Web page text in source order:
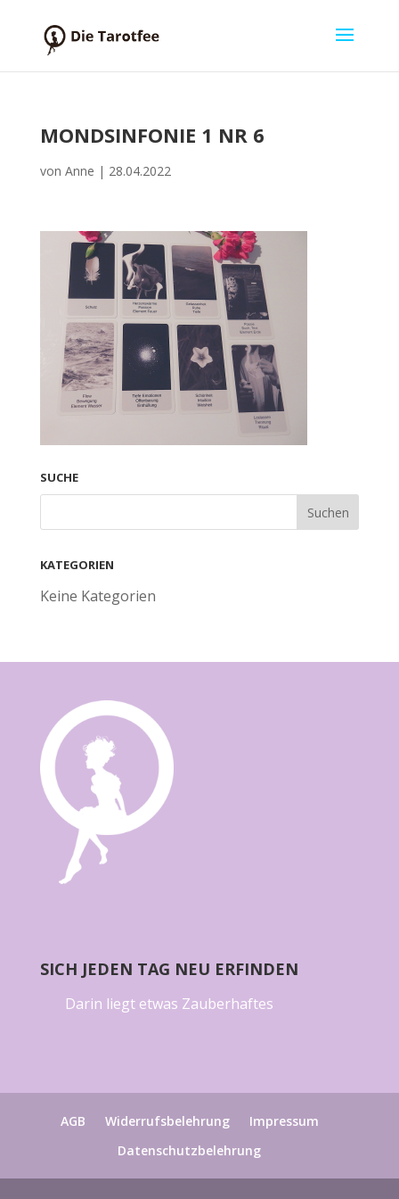
MONDSINFONIE 1 NR 6
von Anne | 28.04.2022
SUCHE
KATEGORIEN
Keine Kategorien
SICH JEDEN TAG NEU ERFINDEN
Darin liegt etwas Zauberhaftes
AGB Widerrufsbelehrung
Impressum
Datenschutzbelehrung